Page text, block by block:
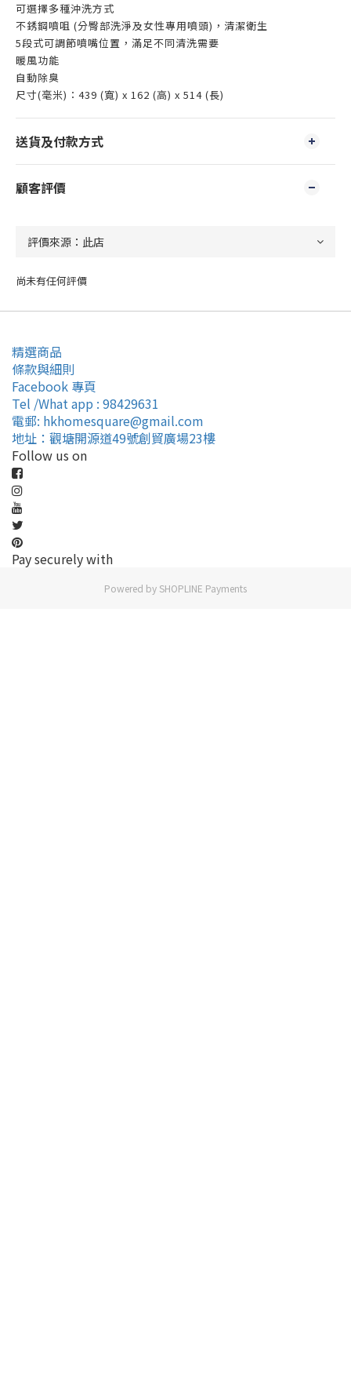
可選擇多種沖洗方式
不銹鋼噴咀 (分臀部洗淨及女性專用噴頭)，清潔衛生
5段式可調節噴嘴位置，滿足不同清洗需要
暖風功能
自動除臭
尺寸(毫米)：439 (寬) x 162 (高) x 514 (長)
送貨及付款方式
顧客評價
尚未有任何評價
精選商品
條款與細則
Facebook 專頁
Tel /What app : 98429631
電郵: hkhomesquare@gmail.com
地址：觀塘開源道49號創貿廣場23樓
Follow us on
Pay securely with
Powered by SHOPLINE Payments